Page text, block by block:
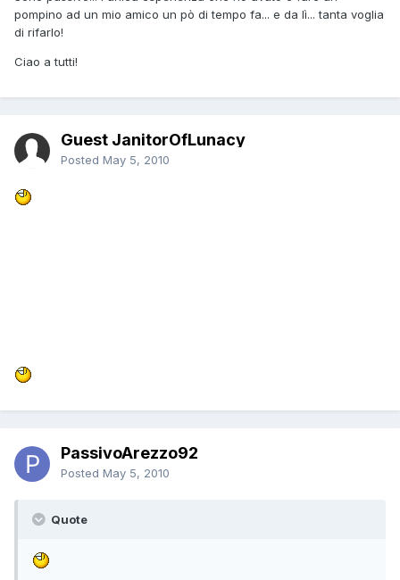
pompino ad un mio amico un pò di tempo fa... e da lì... tanta voglia
di rifarlo!
Ciao a tutti!
Guest JanitorOfLunacy
Posted May 5, 2010
PassivoArezzo92
Posted May 5, 2010
Quote